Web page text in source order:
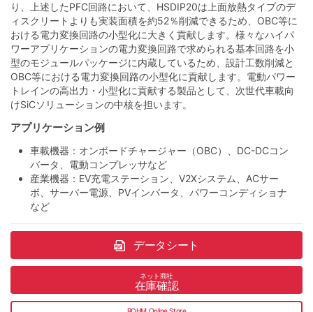
り、上述したPFC回路において、HSDIP20は上面放熱タイプのデ
ィスクリートよりも実装面積を約52％削減できるため、OBC等に
おける電力変換回路の小型化に大きく貢献します。様々なハイパ
ワーアプリケーションの電力変換回路で求められる基本回路を小
型のモジュールパッケージに内蔵しているため、設計工数削減と
OBC等における電力変換回路の小型化に貢献します。電動パワー
トレインの高出力・小型化に貢献する製品として、次世代車載向
けSiCソリューションの中核を担います。
アプリケーション例
車載機器：オンボードチャージャー（OBC）、DC-DCコン
バータ、電動コンプレッサなど
産業機器：EV充電ステーション、V2Xシステム、ACサー
ボ、サーバー電源、PVインバータ、パワーコンディショナ
など
データシート
ネット商社
在庫確認